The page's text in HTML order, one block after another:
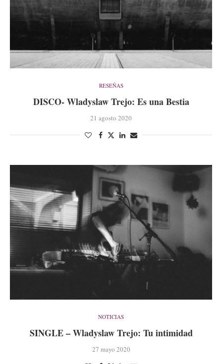
RESEÑAS
DISCO- Wladyslaw Trejo: Es una Bestia
21 agosto 2020
NOTICIAS
SINGLE – Wladyslaw Trejo: Tu intimidad
27 mayo 2020